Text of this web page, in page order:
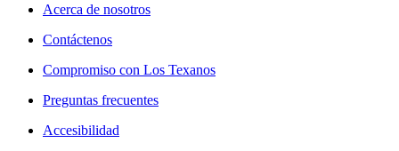
Acerca de nosotros
Contáctenos
Compromiso con Los Texanos
Preguntas frecuentes
Accesibilidad